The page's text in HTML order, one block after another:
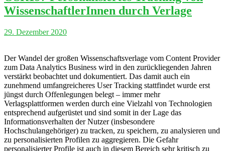
WissenschaftlerInnen durch Verlage
29. Dezember 2020
Der Wandel der großen Wissenschaftsverlage vom Content Provider
zum Data Analytics Business wird in den zurückliegenden Jahren
verstärkt beobachtet und dokumentiert. Das damit auch ein
zunehmend umfangreicheres User Tracking stattfindet wurde erst
jüngst durch Offenlegungen belegt – immer mehr
Verlagsplattformen werden durch eine Vielzahl von Technologien
entsprechend aufgerüstet und sind somit in der Lage das
Informationsverhalten der Nutzer (insbesondere
Hochschulangehöriger) zu tracken, zu speichern, zu analysieren und
zu personalisierten Profilen zu aggregieren. Die Gefahr
personalisierter Profile ist auch in diesem Bereich sehr kritisch zu